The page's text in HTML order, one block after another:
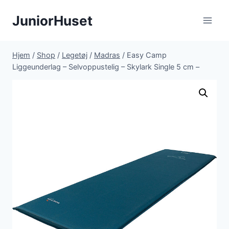
JuniorHuset
Hjem / Shop / Legetøj / Madras / Easy Camp
Liggeunderlag – Selvoppustelig – Skylark Single 5 cm –